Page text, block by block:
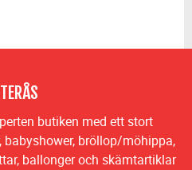
butiken med ett stort
bröllop/möhippa,
ballonger och skämtartiklar